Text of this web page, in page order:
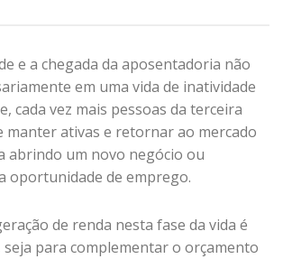
e a chegada da aposentadoria não
em uma vida de inatividade
cada vez mais pessoas da terceira
manter ativas e retornar ao mercado
abrindo um novo negócio ou
oportunidade de emprego.
de renda nesta fase da vida é
seja para complementar o orçamento